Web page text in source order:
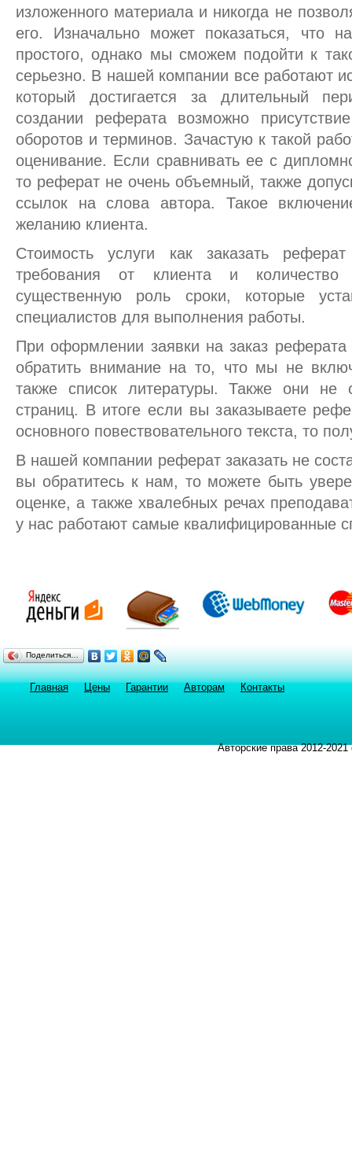
изложенного материала и никогда не
его. Изначально может показаться, что
простого, однако мы сможем подойти к
серьезно. В нашей компании все работают
который достигается за длительный
создании реферата возможно
оборотов и терминов. Зачастую к такой
оценивание. Если сравнивать ее с
то реферат не очень объемный, также
ссылок на слова автора. Такое
желанию клиента.
Стоимость услуги как заказать
требования от клиента и
существенную роль сроки, которые
специалистов для выполнения работы.
При оформлении заявки на заказ
обратить внимание на то, что мы не
также список литературы. Также они не
страниц. В итоге если вы заказываете
основного повествовательного текста, то
В нашей компании реферат заказать не
вы обратитесь к нам, то можете быть
оценке, а также хвалебных речах
у нас работают самые квалифицированные
Поделиться…
Авторские права 2012-
Главная Цены Гарантии Авторам Контакты